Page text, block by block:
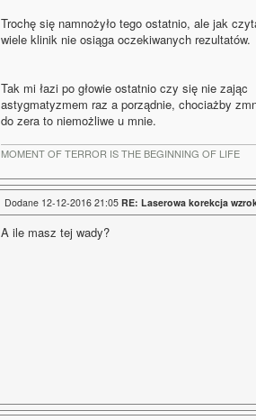
Trochę się namnożyło tego ostatnio, ale jak
wiele klinik nie osiąga oczekiwanych rezultatów.
Tak mi łazi po głowie ostatnio czy się nie zając
astygmatyzmem raz a porządnie, chociażby
do zera to niemożliwe u mnie.
MOMENT OF TERROR IS THE BEGINNING OF LIFE
Dodane 12-12-2016 21:05 RE: Laserowa korekcja
A ile masz tej wady?